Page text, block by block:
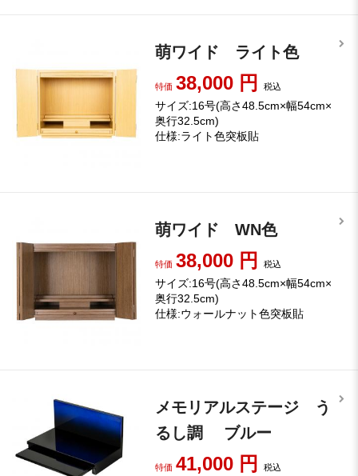
萌ワイド ライト色
特価 38,000 円税込
サイズ:16号(高さ48.5cm×幅54cm×
奥行32.5cm)
仕様:ライト色突板貼
萌ワイド WN色
特価 38,000 円税込
サイズ:16号(高さ48.5cm×幅54cm×
奥行32.5cm)
仕様:ウォールナット色突板貼
メモリアルステージ う
るし調 ブルー
特価 41,000 円税込